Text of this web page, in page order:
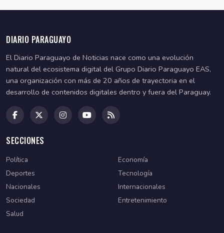
DIARIO PARAGUAYO
El Diario Paraguayo de Noticias nace como una evolución
natural del ecosistema digital del Grupo Diario Paraguayo EAS,
una organización con más de 20 años de trayectoria en el
desarrollo de contenidos digitales dentro y fuera del Paraguay.
SECCIONES
Política
Economía
Deportes
Tecnología
Nacionales
Internacionales
Sociedad
Entretenimiento
Salud